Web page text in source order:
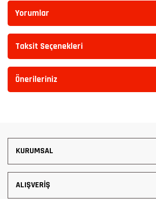
Yorumlar
Taksit Seçenekleri
Önerileriniz
KURUMSAL
ALIŞVERİŞ